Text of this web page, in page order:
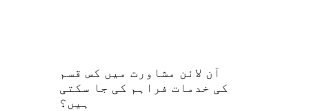
آن لائن مشاورت میں کس قسم
کی خدمات فراہم کی جا سکتی
ہیں؟